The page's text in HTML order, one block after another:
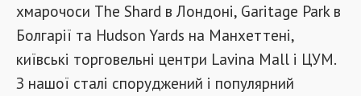
хмарочоси The Shard в Лондоні, Garitage Park в
Болгарії та Hudson Yards на Манхеттені,
київські торговельні центри Lavina Mall і ЦУМ.
З нашої сталі споруджений і популярний